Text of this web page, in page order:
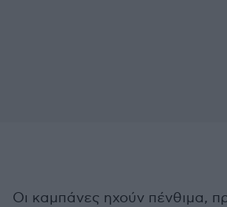
Οι καμπάνες ηχούν πένθιμα,